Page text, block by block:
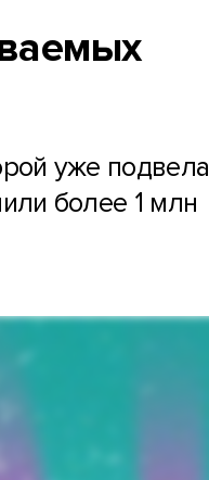
уже
более 1 млн